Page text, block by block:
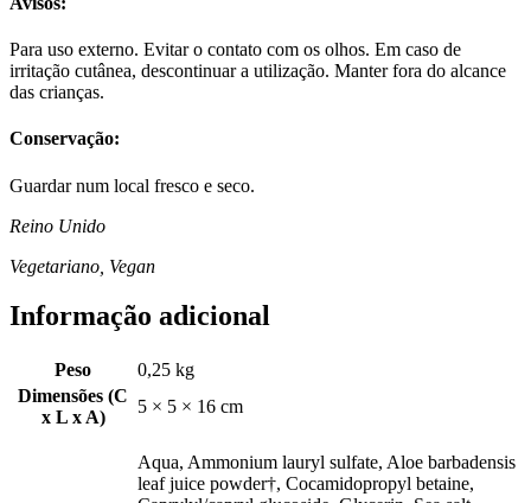
Para uso externo. Evitar o contato com os olhos. Em caso de
irritação cutânea, descontinuar a utilização. Manter fora do alcance
das crianças.
Conservação:
Guardar num local fresco e seco.
Reino Unido
Vegetariano, Vegan
Informação adicional
Peso
0,25 kg
Dimensões (C
x L x A)
5 × 5 × 16 cm
Aqua, Ammonium lauryl sulfate, Aloe barbadensis
leaf juice powder†, Cocamidopropyl betaine,